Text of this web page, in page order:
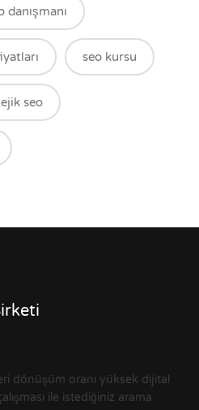
danışmanı
seo kursu
seo
dönüşüm oranı yüksek dijital
ile istediğiniz arama